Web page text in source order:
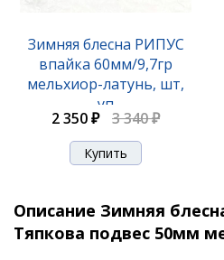
Зимняя блесна РИПУС
впайка 60мм/9,7гр
мельхиор-латунь, шт,
уп
2 350 ₽ 3 340 ₽
Описание Зимняя
Тяпкова подвес 50мм